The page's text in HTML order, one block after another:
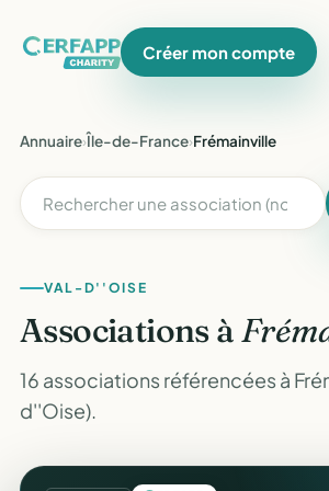
Créer mon compte
Annuaire›Île-de-France›Frémainville
VAL-D''OISE
Associations à
16 associations référencées à
d''Oise).